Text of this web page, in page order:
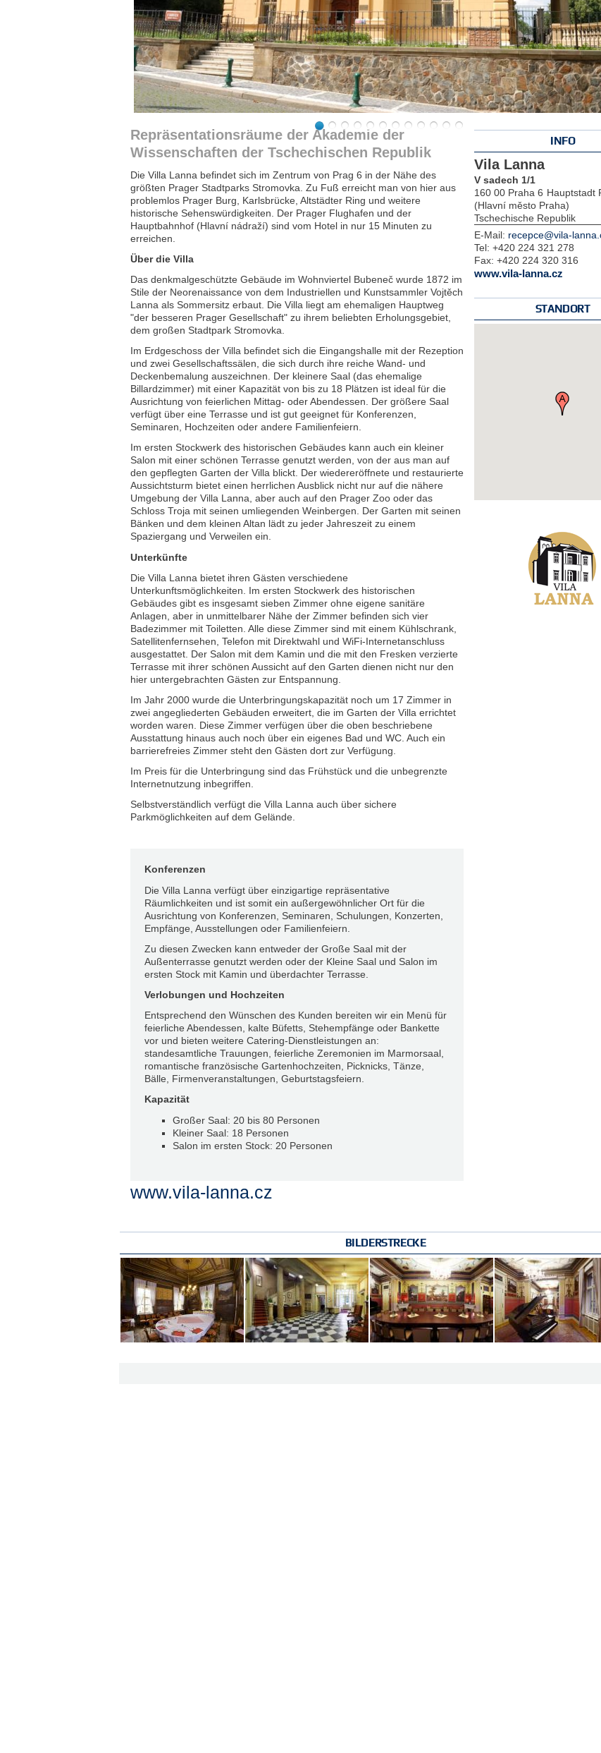
Repräsentationsräume der Akademie der
Wissenschaften der Tschechischen Republik
Die Villa Lanna befindet sich im Zentrum von Prag 6 in der Nähe des
größten Prager Stadtparks Stromovka. Zu Fuß erreicht man von hier aus
problemlos Prager Burg, Karlsbrücke, Altstädter Ring und weitere
historische Sehenswürdigkeiten. Der Prager Flughafen und der
Hauptbahnhof (Hlavní nádraží) sind vom Hotel in nur 15 Minuten zu
erreichen.
Über die Villa
Das denkmalgeschützte Gebäude im Wohnviertel Bubeneč wurde 1872 im
Stile der Neorenaissance von dem Industriellen und Kunstsammler Vojtěch
Lanna als Sommersitz erbaut. Die Villa liegt am ehemaligen Hauptweg
"der besseren Prager Gesellschaft" zu ihrem beliebten Erholungsgebiet,
dem großen Stadtpark Stromovka.
Im Erdgeschoss der Villa befindet sich die Eingangshalle mit der Rezeption
und zwei Gesellschaftssälen, die sich durch ihre reiche Wand- und
Deckenbemalung auszeichnen. Der kleinere Saal (das ehemalige
Billardzimmer) mit einer Kapazität von bis zu 18 Plätzen ist ideal für die
Ausrichtung von feierlichen Mittag- oder Abendessen. Der größere Saal
verfügt über eine Terrasse und ist gut geeignet für Konferenzen,
Seminaren, Hochzeiten oder andere Familienfeiern.
Im ersten Stockwerk des historischen Gebäudes kann auch ein kleiner
Salon mit einer schönen Terrasse genutzt werden, von der aus man auf
den gepflegten Garten der Villa blickt. Der wiedereröffnete und restaurierte
Aussichtsturm bietet einen herrlichen Ausblick nicht nur auf die nähere
Umgebung der Villa Lanna, aber auch auf den Prager Zoo oder das
Schloss Troja mit seinen umliegenden Weinbergen. Der Garten mit seinen
Bänken und dem kleinen Altan lädt zu jeder Jahreszeit zu einem
Spaziergang und Verweilen ein.
Unterkünfte
Die Villa Lanna bietet ihren Gästen verschiedene
Unterkunftsmöglichkeiten. Im ersten Stockwerk des historischen
Gebäudes gibt es insgesamt sieben Zimmer ohne eigene sanitäre
Anlagen, aber in unmittelbarer Nähe der Zimmer befinden sich vier
Badezimmer mit Toiletten. Alle diese Zimmer sind mit einem Kühlschrank,
Satellitenfernsehen, Telefon mit Direktwahl und WiFi-Internetanschluss
ausgestattet. Der Salon mit dem Kamin und die mit den Fresken verzierte
Terrasse mit ihrer schönen Aussicht auf den Garten dienen nicht nur den
hier untergebrachten Gästen zur Entspannung.
Im Jahr 2000 wurde die Unterbringungskapazität noch um 17 Zimmer in
zwei angegliederten Gebäuden erweitert, die im Garten der Villa errichtet
worden waren. Diese Zimmer verfügen über die oben beschriebene
Ausstattung hinaus auch noch über ein eigenes Bad und WC. Auch ein
barrierefreies Zimmer steht den Gästen dort zur Verfügung.
Im Preis für die Unterbringung sind das Frühstück und die unbegrenzte
Internetnutzung inbegriffen.
Selbstverständlich verfügt die Villa Lanna auch über sichere
Parkmöglichkeiten auf dem Gelände.
Konferenzen
Die Villa Lanna verfügt über einzigartige repräsentative
Räumlichkeiten und ist somit ein außergewöhnlicher Ort für die
Ausrichtung von Konferenzen, Seminaren, Schulungen, Konzerten,
Empfänge, Ausstellungen oder Familienfeiern.
Zu diesen Zwecken kann entweder der Große Saal mit der
Außenterrasse genutzt werden oder der Kleine Saal und Salon im
ersten Stock mit Kamin und überdachter Terrasse.
Verlobungen und Hochzeiten
Entsprechend den Wünschen des Kunden bereiten wir ein Menü für
feierliche Abendessen, kalte Büfetts, Stehempfänge oder Bankette
vor und bieten weitere Catering-Dienstleistungen an:
standesamtliche Trauungen, feierliche Zeremonien im Marmorsaal,
romantische französische Gartenhochzeiten, Picknicks, Tänze,
Bälle, Firmenveranstaltungen, Geburtstagsfeiern.
Kapazität
Großer Saal: 20 bis 80 Personen
Kleiner Saal: 18 Personen
Salon im ersten Stock: 20 Personen
www.vila-lanna.cz
INFO
Vila Lanna
V sadech 1/1
160 00 Praha 6 Hauptstadt
(Hlavní město Praha)
Tschechische Republik
E-Mail: recepce@vila-
Tel: +420 224 321 278
Fax: +420 224 320 316
www.vila-lanna.cz
STANDORT
BILDERSTRECKE